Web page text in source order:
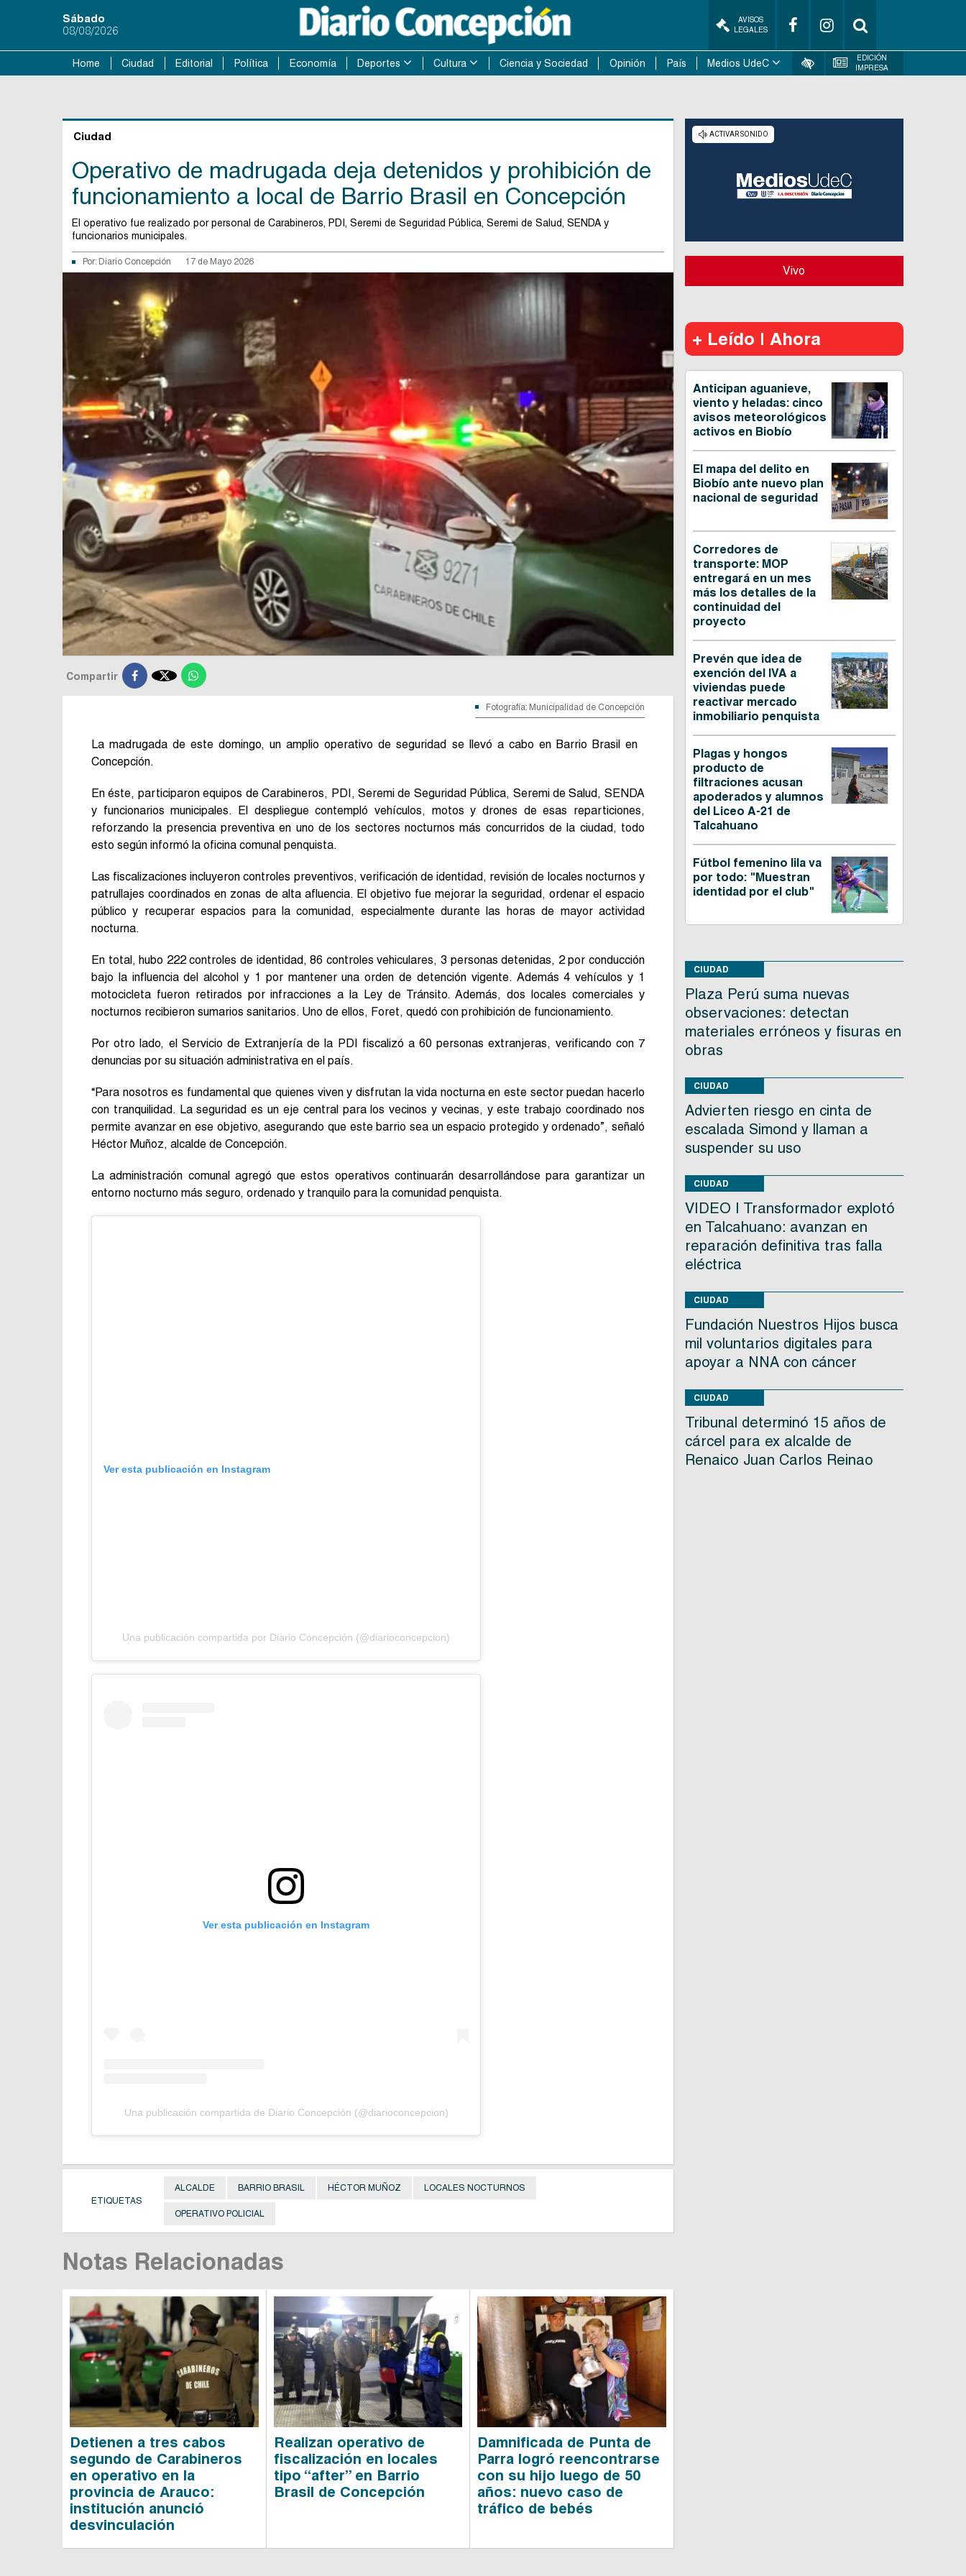
Sábado
08/08/2026
AVISOS
LEGALES
Home Ciudad Editorial Política Economía Deportes Cultura Ciencia y Sociedad Opinión País Medios UdeC
EDICIÓN
IMPRESA
Ciudad
Operativo de madrugada deja detenidos y prohibición de
funcionamiento a local de Barrio Brasil en Concepción
El operativo fue realizado por personal de Carabineros, PDI, Seremi de Seguridad Pública, Seremi de Salud, SENDA y
funcionarios municipales.
Por: Diario Concepción 17 de Mayo 2026
Compartir 
Fotografía: Municipalidad de Concepción
La madrugada de este domingo, un amplio operativo de seguridad se llevó a cabo en Barrio Brasil en
Concepción.
En éste, participaron equipos de Carabineros, PDI, Seremi de Seguridad Pública, Seremi de Salud, SENDA
y funcionarios municipales. El despliegue contempló vehículos, motos y drones de esas reparticiones,
reforzando la presencia preventiva en uno de los sectores nocturnos más concurridos de la ciudad, todo
esto según informó la oficina comunal penquista.
Las fiscalizaciones incluyeron controles preventivos, verificación de identidad, revisión de locales nocturnos y
patrullajes coordinados en zonas de alta afluencia. El objetivo fue mejorar la seguridad, ordenar el espacio
público y recuperar espacios para la comunidad, especialmente durante las horas de mayor actividad
nocturna.
En total, hubo 222 controles de identidad, 86 controles vehiculares, 3 personas detenidas, 2 por conducción
bajo la influencia del alcohol y 1 por mantener una orden de detención vigente. Además 4 vehículos y 1
motocicleta fueron retirados por infracciones a la Ley de Tránsito. Además, dos locales comerciales y
nocturnos recibieron sumarios sanitarios. Uno de ellos, Foret, quedó con prohibición de funcionamiento.
Por otro lado, el Servicio de Extranjería de la PDI fiscalizó a 60 personas extranjeras, verificando con 7
denuncias por su situación administrativa en el país.
“Para nosotros es fundamental que quienes viven y disfrutan la vida nocturna en este sector puedan hacerlo
con tranquilidad. La seguridad es un eje central para los vecinos y vecinas, y este trabajo coordinado nos
permite avanzar en ese objetivo, asegurando que este barrio sea un espacio protegido y ordenado”, señaló
Héctor Muñoz, alcalde de Concepción.
La administración comunal agregó que estos operativos continuarán desarrollándose para garantizar un
entorno nocturno más seguro, ordenado y tranquilo para la comunidad penquista.
Ver esta publicación en Instagram
Una publicación compartida por Diario Concepción (@diarioconcepcion)
Ver esta publicación en Instagram
Una publicación compartida de Diario Concepción (@diarioconcepcion)
ETIQUETAS
ALCALDE BARRIO BRASIL HÉCTOR MUÑOZ LOCALES NOCTURNOS
OPERATIVO POLICIAL
Notas Relacionadas
Detienen a tres cabos
segundo de Carabineros
en operativo en la
provincia de Arauco:
institución anunció
desvinculación
Realizan operativo de
fiscalización en locales
tipo “after” en Barrio
Brasil de Concepción
Damnificada de Punta de
Parra logró reencontrarse
con su hijo luego de 50
años: nuevo caso de
tráfico de bebés
Vivo
+ Leído | Ahora
Anticipan aguanieve,
viento y heladas: cinco
avisos meteorológicos
activos en Biobío
El mapa del delito en
Biobío ante nuevo plan
nacional de seguridad
Corredores de
transporte: MOP
entregará en un mes
más los detalles de la
continuidad del
proyecto
Prevén que idea de
exención del IVA a
viviendas puede
reactivar mercado
inmobiliario penquista
Plagas y hongos
producto de
filtraciones acusan
apoderados y alumnos
del Liceo A-21 de
Talcahuano
Fútbol femenino lila va
por todo: "Muestran
identidad por el club"
CIUDAD
Plaza Perú suma nuevas
observaciones: detectan
materiales erróneos y fisuras en
obras
CIUDAD
Advierten riesgo en cinta de
escalada Simond y llaman a
suspender su uso
CIUDAD
VIDEO | Transformador explotó
en Talcahuano: avanzan en
reparación definitiva tras falla
eléctrica
CIUDAD
Fundación Nuestros Hijos busca
mil voluntarios digitales para
apoyar a NNA con cáncer
CIUDAD
Tribunal determinó 15 años de
cárcel para ex alcalde de
Renaico Juan Carlos Reinao